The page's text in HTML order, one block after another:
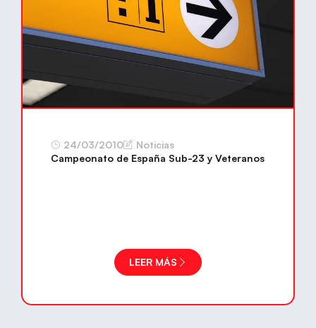
24/03/2010
Noticias
Campeonato de España Sub-23 y Veteranos
LEER MÁS